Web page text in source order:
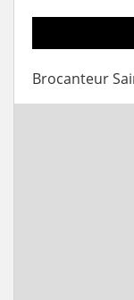
Brocanteur